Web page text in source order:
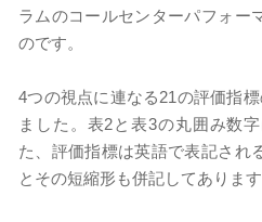
ラムのコールセンターパフォー
のです。
4つの視点に連なる21の評価指
ました。表2と表3の丸囲み数
た、評価指標は英語で表記され
とその短縮形も併記してあります